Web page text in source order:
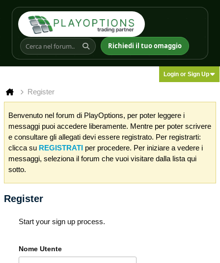
Richiedi il tuo omaggio
Login or Sign Up
Register
Benvenuto nel forum di PlayOptions, per poter leggere i
messaggi puoi accedere liberamente. Mentre per poter scrivere
e consultare gli allegati devi essere registrato. Per registrarti:
clicca su REGISTRATI per procedere. Per iniziare a vedere i
messaggi, seleziona il forum che vuoi visitare dalla lista qui
sotto.
Register
Start your sign up process.
Nome Utente